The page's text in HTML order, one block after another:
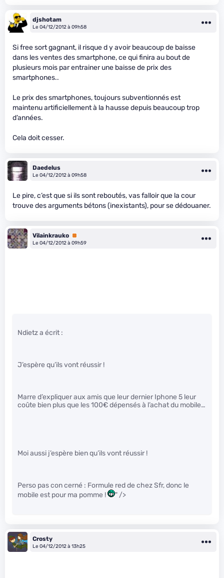
djshotam
Le 04/12/2012 à 09h58
Si free sort gagnant, il risque d y avoir beaucoup de baisse
dans les ventes des smartphone, ce qui finira au bout de
plusieurs mois par entrainer une baisse de prix des
smartphones..
Le prix des smartphones, toujours subventionnés est
maintenu artificiellement à la hausse depuis beaucoup trop
d’années.
Cela doit cesser.
Daedelus
Le 04/12/2012 à 09h58
Le pire, c’est que si ils sont reboutés, vas falloir que la cour
trouve des arguments bétons (inexistants), pour se dédouaner.
Vilainkrauko Premium
Le 04/12/2012 à 09h59
Ndietz a écrit :
J’espère qu’ils vont réussir !
Marre d’expliquer aux amis que leur dernier Iphone 5 leur
coûte bien plus que les 100€ dépensés à l’achat du mobile…
Moi aussi j’espère bien qu’ils vont réussir !
Perso pas con cerné : Formule red de chez Sfr, donc le
mobile est pour ma pomme !
" />
Crosty
Le 04/12/2012 à 13h25